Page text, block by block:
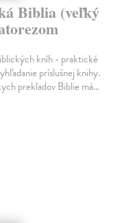
Biblia (veľký
kníh - praktické
príslušnej knihy.
prekladov Biblie má…